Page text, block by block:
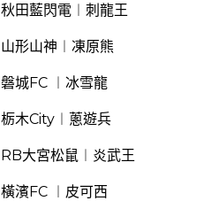
秋田藍閃電︱刺龍王
山形山神︱凍原熊
磐城FC ︱冰雪龍
栃木City︱蔥遊兵
RB大宮松鼠︱炎武王
橫濱FC ︱皮可西